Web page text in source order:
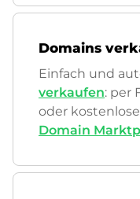
Domains
Einfach und
verkaufen: per
oder
Domain